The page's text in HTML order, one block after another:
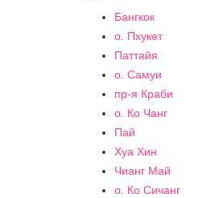
Бангкок
о. Пхукет
Паттайя
о. Самуи
пр-я Краби
о. Ко Чанг
Пай
Хуа Хин
Чианг Май
о. Ко Сичанг